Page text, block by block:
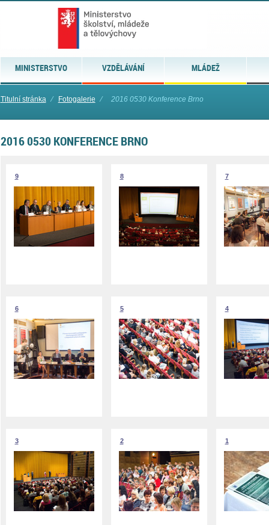
MINISTERSTVO VZDĚLÁVÁNÍ MLÁDEŽ
Titulní stránka ⁄ Fotogalerie ⁄ 2016 0530 Konference Brno
2016 0530 KONFERENCE BRNO
9 8 7
6 5 4
3 2 1